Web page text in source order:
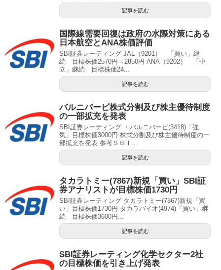
記事を読む
国際線需要回復は政府の水際対策にある
日本航空とANA株価評価
SBI証券レーティング JAL（9201） 「買い」継
続 目標株価2570円→2850円 ANA（9202） 「中
立」継続 目標株価24...
記事を読む
バルニバービ株式分割及び株主優待制度
の一部拡充を発表
SBI証券レーティング ・バルニバービ(3418)「強
気」目標株価3000円 株式分割及び株主優待制度の一
部拡充を発表 参考ＳＢＩ...
記事を読む
タカラトミー(7867)新規「買い」SBI証
券アナリストが目標株価1730円
SBI証券レーティング タカラトミー(7867)新規「買
い」目標株価1730円 タカラバイオ(4974)「買い」継
続 目標株価3600円...
記事を読む
SBI証券レーティング化学セクター2社
の目標株価を引き上げ発表